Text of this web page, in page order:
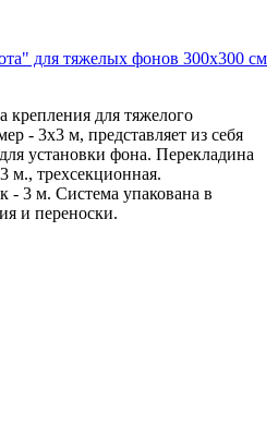
для тяжелых фонов 300х300 см
крепления для тяжелого
- 3х3 м, представляет из себя
установки фона. Перекладина
м., трехсекционная.
- 3 м. Система упакована в
и переноски.